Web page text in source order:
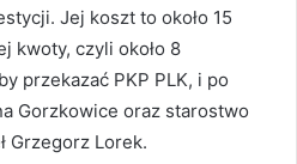
Jej koszt to około 15
kwoty, czyli około 8
przekazać PKP PLK, i po
Gorzkowice oraz starostwo
Grzegorz Lorek.